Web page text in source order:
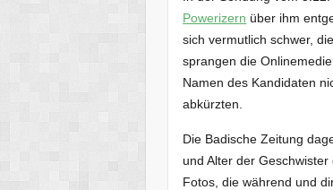
Powerizern über ihm
sich vermutlich schwer,
sprangen die
Namen des Kandidaten
abkürzten.
Die Badische Zeitung
und Alter der
Fotos, die während und